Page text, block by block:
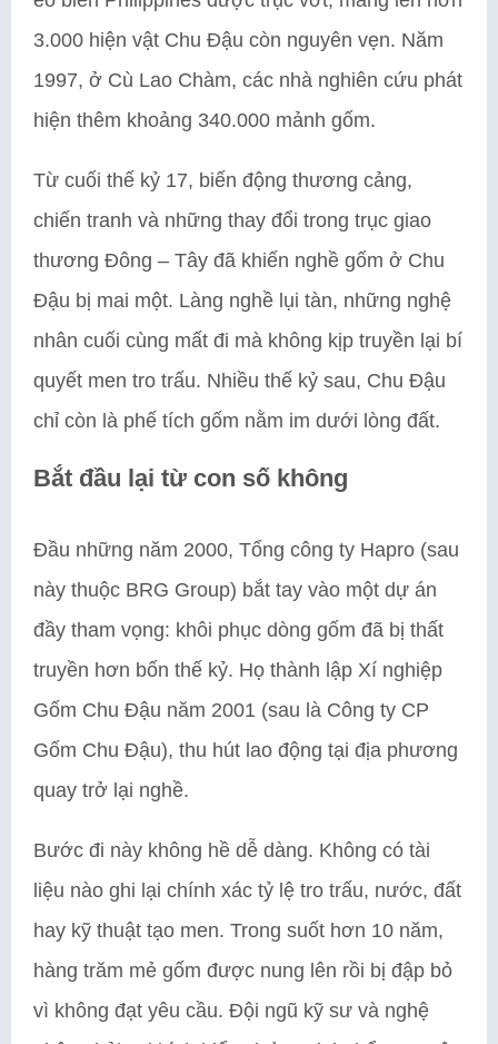
3.000 hiện vật Chu Đậu còn nguyên vẹn. Năm
1997, ở Cù Lao Chàm, các nhà nghiên cứu phát
hiện thêm khoảng 340.000 mảnh gốm.
Từ cuối thế kỷ 17, biến động thương cảng,
chiến tranh và những thay đổi trong trục giao
thương Đông – Tây đã khiến nghề gốm ở Chu
Đậu bị mai một. Làng nghề lụi tàn, những nghệ
nhân cuối cùng mất đi mà không kịp truyền lại bí
quyết men tro trấu. Nhiều thế kỷ sau, Chu Đậu
chỉ còn là phế tích gốm nằm im dưới lòng đất.
Bắt đầu lại từ con số không
Đầu những năm 2000, Tổng công ty Hapro (sau
này thuộc BRG Group) bắt tay vào một dự án
đầy tham vọng: khôi phục dòng gốm đã bị thất
truyền hơn bốn thế kỷ. Họ thành lập Xí nghiệp
Gốm Chu Đậu năm 2001 (sau là Công ty CP
Gốm Chu Đậu), thu hút lao động tại địa phương
quay trở lại nghề.
Bước đi này không hề dễ dàng. Không có tài
liệu nào ghi lại chính xác tỷ lệ tro trấu, nước, đất
hay kỹ thuật tạo men. Trong suốt hơn 10 năm,
hàng trăm mẻ gốm được nung lên rồi bị đập bỏ
vì không đạt yêu cầu. Đội ngũ kỹ sư và nghệ